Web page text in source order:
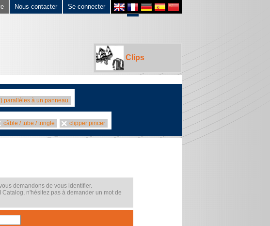
Se connecter
Nous contacter
Clips
parallèles à un panneau
câble / tube / tringle clipper pincer
demandons de vous identifier.
n'hésitez pas à demander un mot de